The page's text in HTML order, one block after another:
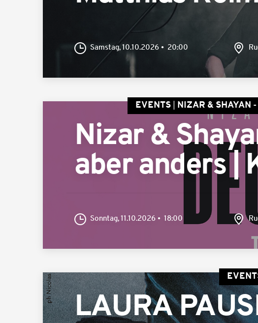
Samstag, 10.10.2026 20:00
EVENTS NIZAR & SHAYAN
Nizar &
aber anders |
Sonntag, 11.10.2026 18:00
LAURA